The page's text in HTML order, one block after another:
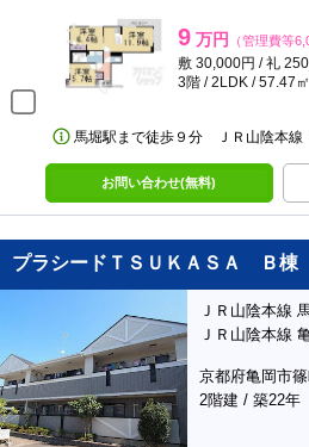
9 万円 （管理費等
敷 30,000円 / 礼
3階 / 2LDK / 57.47㎡
馬堀駅まで徒歩９分 ＪＲ山陰本線
お問い合わせ(無料)
プラシードＴＳＵＫＡＳＡ Ｂ棟
ＪＲ山陰本線
ＪＲ山陰本線
京都府亀岡市
2階建 / 築22年